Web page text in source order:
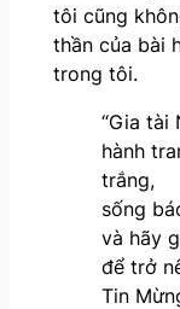
tôi cũng
thần của bài
trong tôi.
“Gia tài
hành
trắng,
sống
và hãy
để trở
Tin